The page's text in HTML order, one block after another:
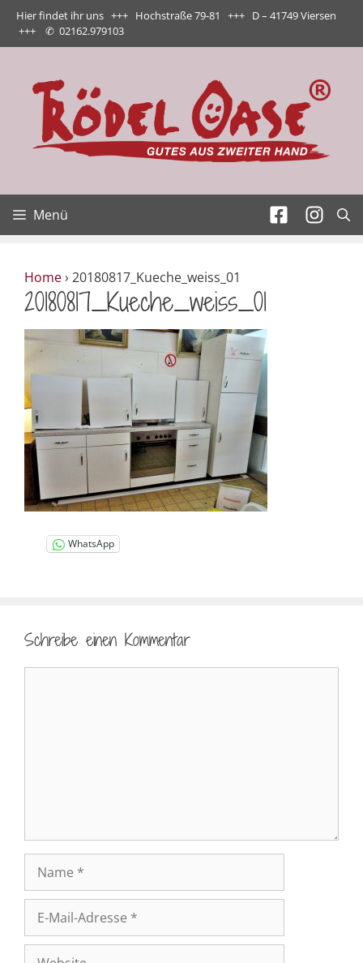
Zum
Inhalt
springen
Hier findet ihr uns +++ Hochstraße 79-81 +++ D – 41749 Viersen
+++ ✆ 02162.979103
Menü
Home› 20180817_Kueche_weiss_01
20180817_Kueche_weiss_01
WhatsApp
Schreibe einen Kommentar
Mail-
Adresse
Website